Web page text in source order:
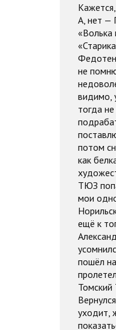
А, нет —
не
видимо,
тогда
потом
как
ТЮЗ
мои
ещё к
пошёл
уходит,